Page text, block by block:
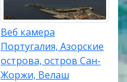
Веб камера
Португалия, Азорские
острова, остров Сан-
Жоржи, Велаш